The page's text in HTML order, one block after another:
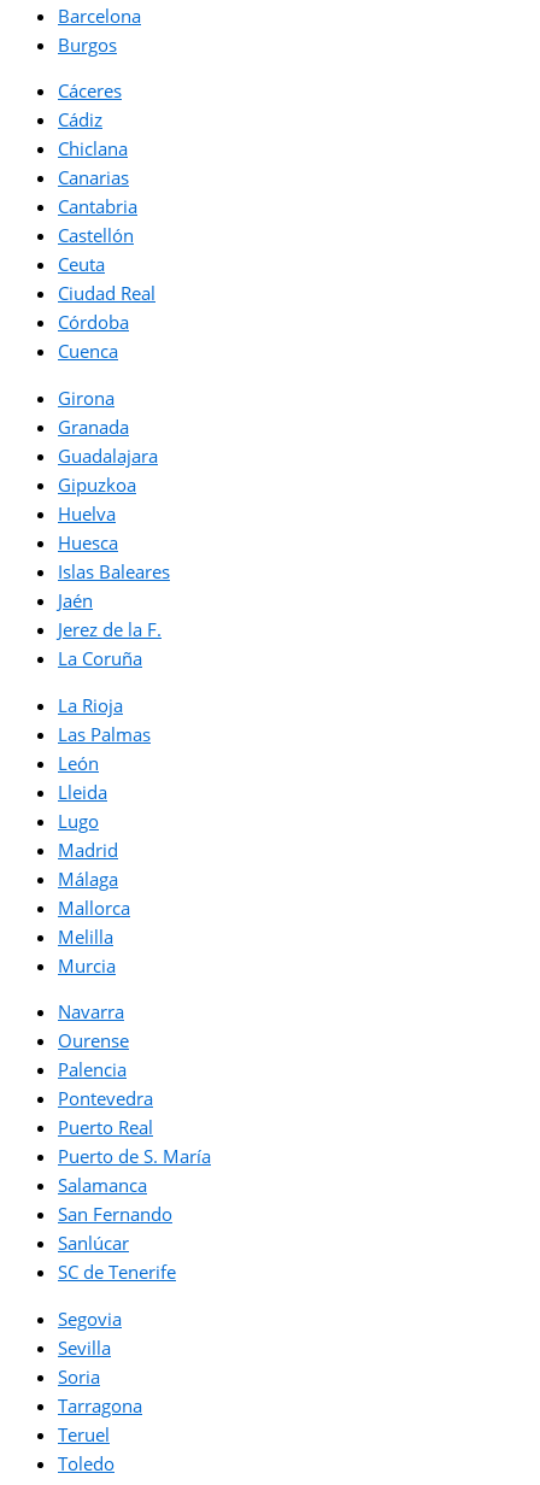
Barcelona
Burgos
Cáceres
Cádiz
Chiclana
Canarias
Cantabria
Castellón
Ceuta
Ciudad Real
Córdoba
Cuenca
Girona
Granada
Guadalajara
Gipuzkoa
Huelva
Huesca
Islas Baleares
Jaén
Jerez de la F.
La Coruña
La Rioja
Las Palmas
León
Lleida
Lugo
Madrid
Málaga
Mallorca
Melilla
Murcia
Navarra
Ourense
Palencia
Pontevedra
Puerto Real
Puerto de S. María
Salamanca
San Fernando
Sanlúcar
SC de Tenerife
Segovia
Sevilla
Soria
Tarragona
Teruel
Toledo